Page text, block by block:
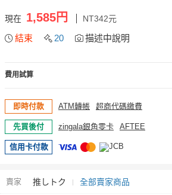
現在 1,585円 NT342元
結束 20 描述中說明
費用試算
即時付款 ATM轉帳 超商代碼繳費
先買後付 zingala銀角零卡 AFTEE
信用卡付款
賣家 推しトク 全部賣家商品